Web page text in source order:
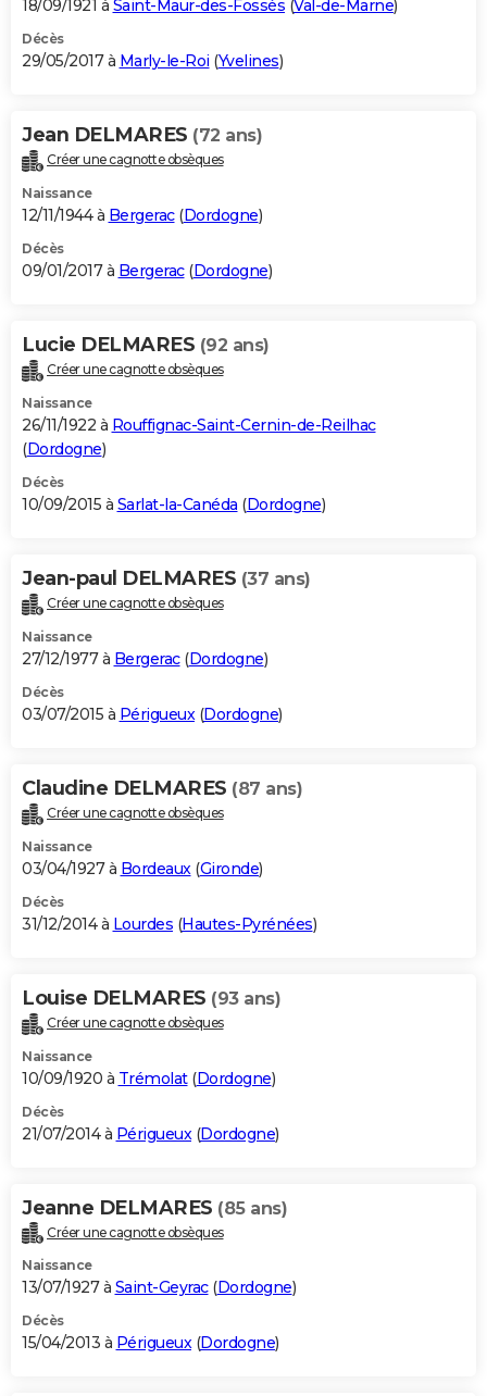
18/09/1921 à Saint-Maur-des-Fossés (Val-de-Marne)
Décès
29/05/2017 à Marly-le-Roi (Yvelines)
Jean DELMARES (72 ans)
Créer une cagnotte obsèques
Naissance
12/11/1944 à Bergerac(Dordogne)
Décès
09/01/2017 à Bergerac(Dordogne)
Lucie DELMARES (92 ans)
Créer une cagnotte obsèques
Naissance
26/11/1922 à Rouffignac-Saint-Cernin-de-Reilhac
(Dordogne)
Décès
10/09/2015 à Sarlat-la-Canéda (Dordogne)
Jean-paul DELMARES (37 ans)
Créer une cagnotte obsèques
Naissance
27/12/1977 à Bergerac(Dordogne)
Décès
03/07/2015 à Périgueux(Dordogne)
Claudine DELMARES (87 ans)
Créer une cagnotte obsèques
Naissance
03/04/1927 à Bordeaux(Gironde)
Décès
31/12/2014 à Lourdes (Hautes-Pyrénées)
Louise DELMARES (93 ans)
Créer une cagnotte obsèques
Naissance
10/09/1920 à Trémolat(Dordogne)
Décès
21/07/2014 à Périgueux (Dordogne)
Jeanne DELMARES (85 ans)
Créer une cagnotte obsèques
Naissance
13/07/1927 à Saint-Geyrac(Dordogne)
Décès
15/04/2013 à Périgueux(Dordogne)